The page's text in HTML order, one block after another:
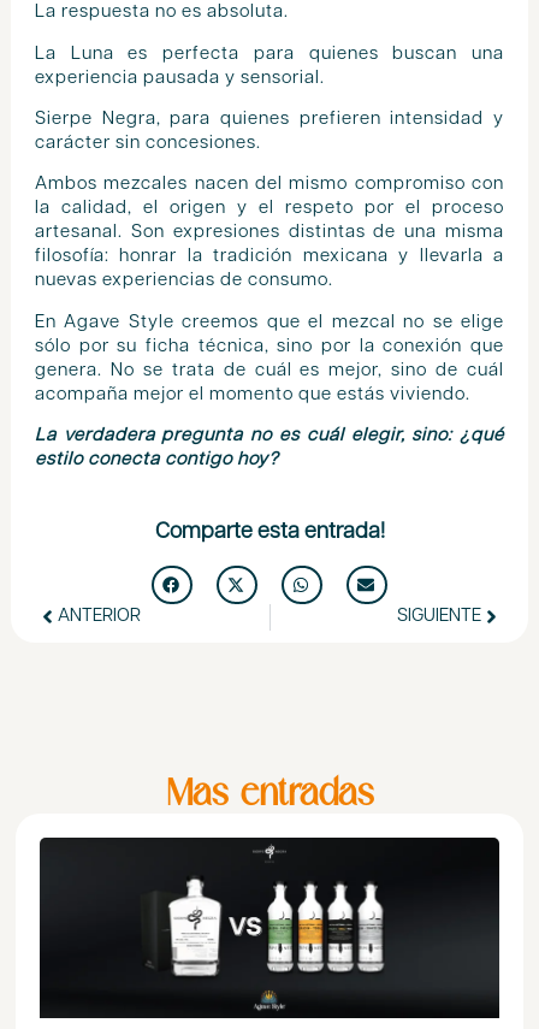
La respuesta no es absoluta.
La Luna es perfecta para quienes buscan una
experiencia pausada y sensorial.
Sierpe Negra, para quienes prefieren intensidad y
carácter sin concesiones.
Ambos mezcales nacen del mismo compromiso con
la calidad, el origen y el respeto por el proceso
artesanal. Son expresiones distintas de una misma
filosofía: honrar la tradición mexicana y llevarla a
nuevas experiencias de consumo.
En Agave Style creemos que el mezcal no se elige
sólo por su ficha técnica, sino por la conexión que
genera. No se trata de cuál es mejor, sino de cuál
acompaña mejor el momento que estás viviendo.
La verdadera pregunta no es cuál elegir, sino: ¿qué
estilo conecta contigo hoy?
Comparte esta entrada!
ANTERIOR SIGUIENTE
Mas entradas